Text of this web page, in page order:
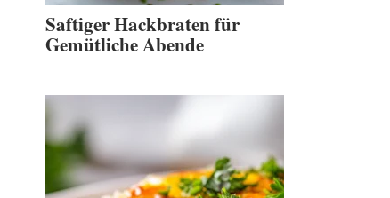
Saftiger Hackbraten für
Gemütliche Abende